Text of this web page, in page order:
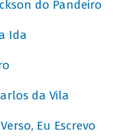
do Pandeiro
Ida
da Vila
Eu Escrevo